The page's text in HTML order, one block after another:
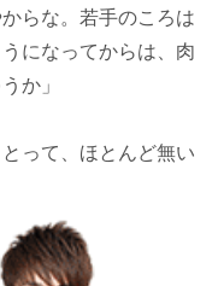
らな。若手のころは
になってからは、肉
か」
って、ほとんど無い